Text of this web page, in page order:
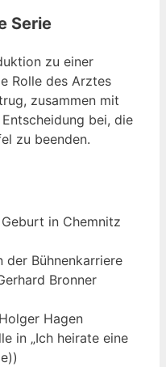
Serie
zu einer
Rolle des Arztes
zusammen mit
bei, die
zu beenden.
Geburt in Chemnitz
der Bühnenkarriere
Bronner
Hagen
in „Ich heirate eine